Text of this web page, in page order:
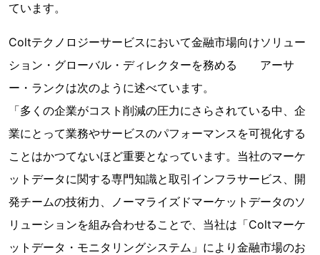
ています。
Coltテクノロジーサービスにおいて金融市場向けソリュー
ション・グローバル・ディレクターを務める アーサ
ー・ランクは次のように述べています。
「多くの企業がコスト削減の圧力にさらされている中、企
業にとって業務やサービスのパフォーマンスを可視化する
ことはかつてないほど重要となっています。当社のマーケ
ットデータに関する専門知識と取引インフラサービス、開
発チームの技術力、ノーマライズドマーケットデータのソ
リューションを組み合わせることで、当社は「Coltマーケ
ットデータ・モニタリングシステム」により金融市場のお